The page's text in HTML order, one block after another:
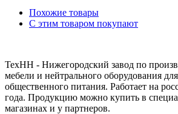
Похожие товары
С этим товаром покупают
ТехНН - Нижегородский завод по
мебели и нейтрального оборудования
общественного питания. Работает на
года. Продукцию можно купить в
магазинах и у партнеров.